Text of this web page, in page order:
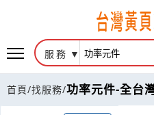
服務
首頁/找服務/功率元件-全台